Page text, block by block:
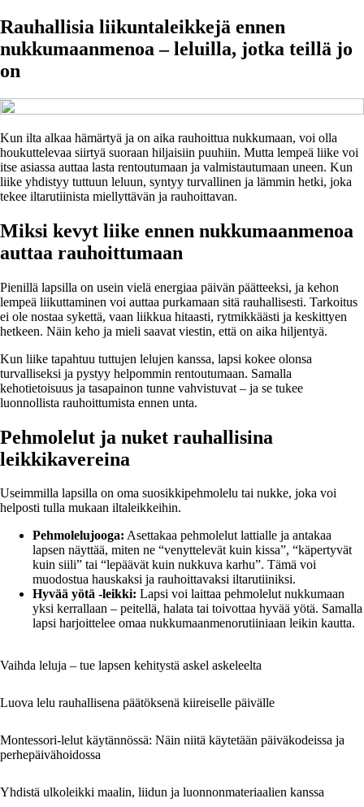
Rauhallisia liikuntaleikkejä ennen
nukkumaanmenoa – leluilla, jotka teillä jo
on
Kun ilta alkaa hämärtyä ja on aika rauhoittua nukkumaan, voi olla
houkuttelevaa siirtyä suoraan hiljaisiin puuhiin. Mutta lempeä liike voi
itse asiassa auttaa lasta rentoutumaan ja valmistautumaan uneen. Kun
liike yhdistyy tuttuun leluun, syntyy turvallinen ja lämmin hetki, joka
tekee iltarutiinista miellyttävän ja rauhoittavan.
Miksi kevyt liike ennen nukkumaanmenoa
auttaa rauhoittumaan
Pienillä lapsilla on usein vielä energiaa päivän päätteeksi, ja kehon
lempeä liikuttaminen voi auttaa purkamaan sitä rauhallisesti. Tarkoitus
ei ole nostaa sykettä, vaan liikkua hitaasti, rytmikkäästi ja keskittyen
hetkeen. Näin keho ja mieli saavat viestin, että on aika hiljentyä.
Kun liike tapahtuu tuttujen lelujen kanssa, lapsi kokee olonsa
turvalliseksi ja pystyy helpommin rentoutumaan. Samalla
kehotietoisuus ja tasapainon tunne vahvistuvat – ja se tukee
luonnollista rauhoittumista ennen unta.
Pehmolelut ja nuket rauhallisina
leikkikavereina
Useimmilla lapsilla on oma suosikkipehmolelu tai nukke, joka voi
helposti tulla mukaan iltaleikkeihin.
Pehmolelujooga: Asettakaa pehmolelut lattialle ja antakaa
lapsen näyttää, miten ne “venyttelevät kuin kissa”, “käpertyvät
kuin siili” tai “lepäävät kuin nukkuva karhu”. Tämä voi
muodostua hauskaksi ja rauhoittavaksi iltarutiiniksi.
Hyvää yötä -leikki: Lapsi voi laittaa pehmolelut nukkumaan
yksi kerrallaan – peitellä, halata tai toivottaa hyvää yötä. Samalla
lapsi harjoittelee omaa nukkumaanmenorutiiniaan leikin kautta.
Vaihda leluja – tue lapsen kehitystä askel askeleelta
Luova lelu rauhallisena päätöksenä kiireiselle päivälle
Montessori-lelut käytännössä: Näin niitä käytetään päiväkodeissa ja
perhepäivähoidossa
Yhdistä ulkoleikki maalin, liidun ja luonnonmateriaalien kanssa